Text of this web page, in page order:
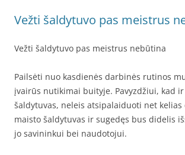
Vežti šaldytuvo pas meistrus
Vežti šaldytuvo pas meistrus nebūtina
Pailsėti nuo kasdienės darbinės rutinos
įvairūs nutikimai buityje. Pavyzdžiui, kad ir
šaldytuvas, neleis atsipalaiduoti net kelias
maisto šaldytuvas ir sugedęs bus didelis
jo savininkui bei naudotojui.